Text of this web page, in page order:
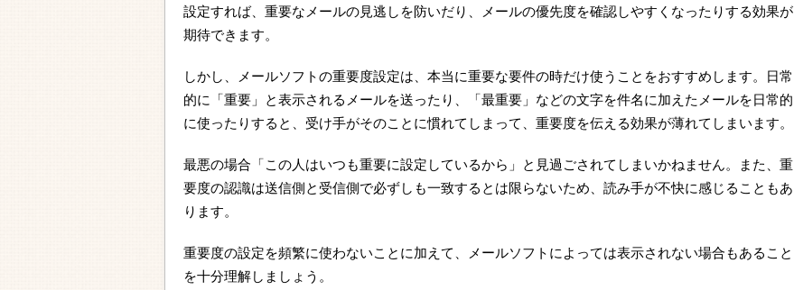
設定すれば、重要なメールの見逃しを防いだり、メールの優先度を確認しやすくなったりする効果が
期待できます。
しかし、メールソフトの重要度設定は、本当に重要な要件の時だけ使うことをおすすめします。日常
的に「重要」と表示されるメールを送ったり、「最重要」などの文字を件名に加えたメールを日常的
に使ったりすると、受け手がそのことに慣れてしまって、重要度を伝える効果が薄れてしまいます。
最悪の場合「この人はいつも重要に設定しているから」と見過ごされてしまいかねません。また、重
要度の認識は送信側と受信側で必ずしも一致するとは限らないため、読み手が不快に感じることもあ
ります。
重要度の設定を頻繁に使わないことに加えて、メールソフトによっては表示されない場合もあること
を十分理解しましょう。